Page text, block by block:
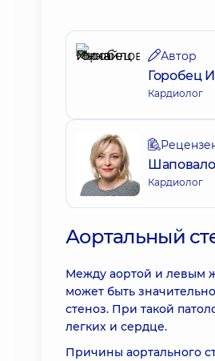
Автор
Горобец
Кардиолог
Кардиолог
Аортальный
Между аортой и левым
может быть
стеноз. При такой
легких и сердце.
Причины аортального